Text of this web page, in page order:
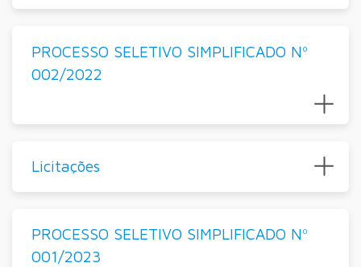
PROCESSO SELETIVO SIMPLIFICADO Nº
002/2022
Licitações
PROCESSO SELETIVO SIMPLIFICADO Nº
001/2023